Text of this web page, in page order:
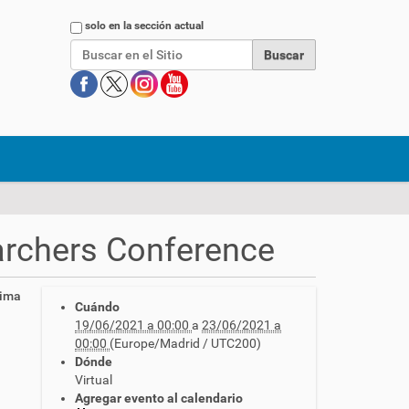
Buscarsolo en la sección actual
Conference
Cuándo
19/06/2021 a 00:00 a 23/06/2021 a
00:00 (Europe/Madrid / UTC200)
Dónde
Virtual
Agregar evento al calendario